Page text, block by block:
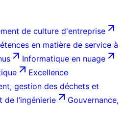
de culture d'entreprise
en matière de service à
Informatique en nuage
Excellence
gestion des déchets et
l’ingénierie
Gouvernance,